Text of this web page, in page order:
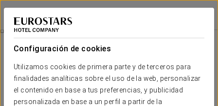
Configuración de cookies
Utilizamos cookies de primera parte y de terceros para
finalidades analíticas sobre el uso de la web, personalizar
el contenido en base a tus preferencias, y publicidad
personalizada en base a un perfil a partir de la
Eurostars La Pleta
LLEIDA - BAQUEIRA
Actividades